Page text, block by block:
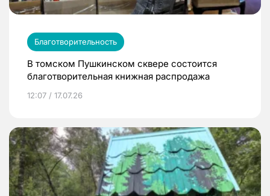
Благотворительность
В томском Пушкинском сквере состоится
благотворительная книжная распродажа
12:07 / 17.07.26